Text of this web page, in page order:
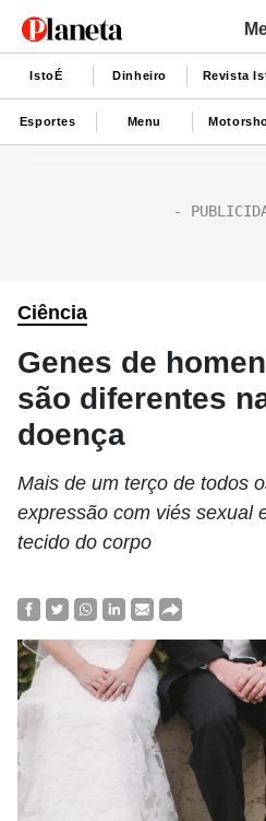
IstoÉ Dinheiro Revista
Esportes Menu
Ciência
Genes de
são diferentes
doença
Mais de um terço de todos
expressão com viés sexual
tecido do corpo